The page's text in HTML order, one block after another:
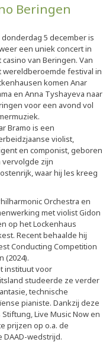
Beringen
donderdag 5 december is
een uniek concert in
casino van Beringen. Van
wereldberoemde festival in
komen Anar
en Anna Tyshayeva naar
voor een avond vol
Bramo is een
violist,
en componist, geboren
vervolgde zijn
waar hij les kreeg
Orchestra en
met violist Gidon
op het Lockenhaus
Recent behaalde hij
Conducting Competition
(2024).
instituut voor
studeerde ze verder
technische
pianiste. Dankzij deze
Live Music Now en
prijzen op o.a. de
DAAD-wedstrijd.